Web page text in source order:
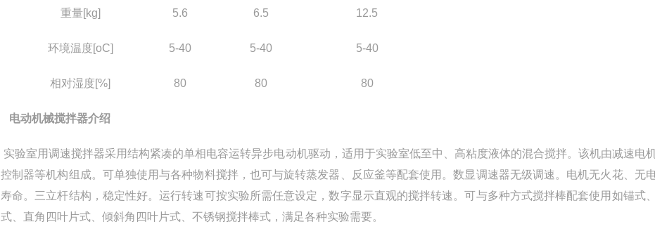
重量[kg] 5.6 6.5 12.5
环境温度[oC] 5-40 5-40 5-40
相对湿度[%] 80 80 80
电动机械搅拌器介绍
实验室用调速搅拌器采用结构紧凑的单相电容运转异步电动机驱动，适用于实验室低至中、高粘度液体的混合搅拌。该机由减速电
控制器等机构组成。 可单独使用与各种物料搅拌，也可与旋转蒸发器、反应釜等配套使用。数显调速器无级调速。电机无火花、无
寿命。三立杆结构，稳定性好。运行转速可按实验所需任意设定，数字显示直观的搅拌转速。可与多种方式搅拌棒配套使用如锚式
式、直角四叶片式、倾斜角四叶片式、不锈钢搅拌棒式，满足各种实验需要。